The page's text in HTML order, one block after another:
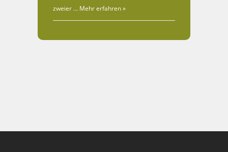
zweier … Mehr erfahren »